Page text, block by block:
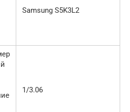
Samsung S5K3L2
1/3.06